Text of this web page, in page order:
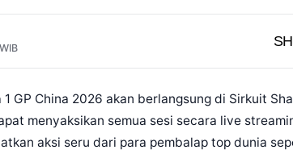
1 GP China 2026 akan berlangsung di Sirkuit
menyaksikan semua sesi secara live
aksi seru dari para pembalap top dunia